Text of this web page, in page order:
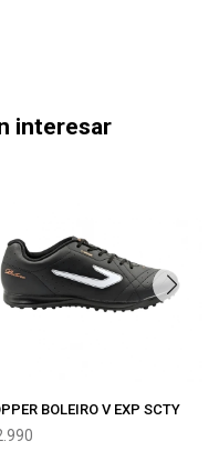
interesar
BOLEIRO V EXP SCTY